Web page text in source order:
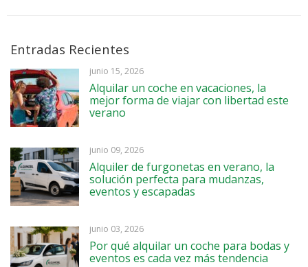
Entradas Recientes
junio 15, 2026
Alquilar un coche en vacaciones, la
mejor forma de viajar con libertad este
verano
junio 09, 2026
Alquiler de furgonetas en verano, la
solución perfecta para mudanzas,
eventos y escapadas
junio 03, 2026
Por qué alquilar un coche para bodas y
eventos es cada vez más tendencia